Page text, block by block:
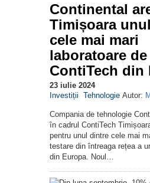
Continental
Timișoara
cele mai mari
laboratoare
ContiTech din
23 iulie 2024
Investiții Tehnologie Autor:
Compania de tehnologie
în cadrul ContiTech
pentru unul dintre cele mai
testare din întreaga rețea a
din Europa. Noul…